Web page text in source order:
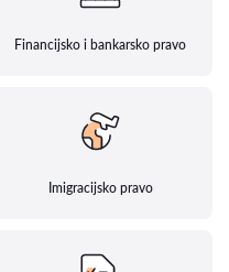
Financijsko i bankarsko pravo
Imigracijsko pravo